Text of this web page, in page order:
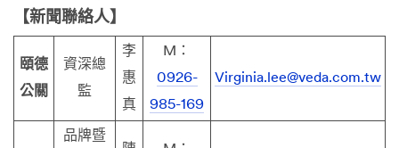
【新聞聯絡人】
頤德
公關
資深總
監
李
惠
真
M：
0926-
985-169
Virginia.lee@veda.com.tw
品牌暨